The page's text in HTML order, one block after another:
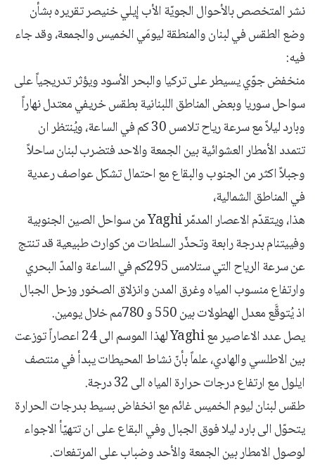
نشر المتخصص بالأحوال الجويّة الأب إيلي خنيصر تقريره بشأن
وضع الطقس في لبنان والمنطقة ليومَي الخميس والجمعة، وقد جاء
فيه:
منخفض جوّي يسيطر على تركيا والبحر الأسود ويؤثر تدريجياً على
سواحل سوريا وبعض المناطق اللبنانية بطقس خريفي معتدل نهاراً
وبارد ليلاً مع سرعة رياح تلامس 30 كم في الساعة، ويُنتظر ان
تتمدد الأمطار العشوائية بين الجمعة والاحد فتضرب لبنان ساحلاً
وجبلاً اكثر من الجنوب والبقاع مع احتمال تشكل عواصف رعدية
في المناطق الشمالية،
هذا، ويتقدّم الاعصار المدمّر Yaghi من سواحل الصين الجنوبية
وفييتنام بدرجة رابعة وتحذّر السلطات من كوارث طبيعية قد تنتج
عن سرعة الرياح التي ستلامس 295كم في الساعة والمدّ البحري
وارتفاع منسوب المياه وغرق المدن وانزلاق الصخور وزحل الجبال
اذ يُتوقَّع معدل الهطولات بين 550 و 780مم خلال يومين.
يصل عدد الاعاصير مع Yaghi لهذا الموسم الى 24 اعصاراً توزعت
بين الاطلسي والهادي، علماً بأنّ نشاط المحيطات يبدأ في منتصف
ايلول مع ارتفاع درجات حرارة المياه الى 32 درجة.
طقس لبنان ليوم الخميس غائم مع انخفاض بسيط بدرجات الحرارة
يتحوّل الى بارد ليلا فوق الجبال وفي البقاع على ان تتهيّأ الاجواء
لوصول الامطار بين الجمعة والأحد وضباب على المرتفعات.